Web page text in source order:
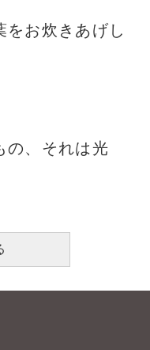
をお炊きあげし
の、それは光